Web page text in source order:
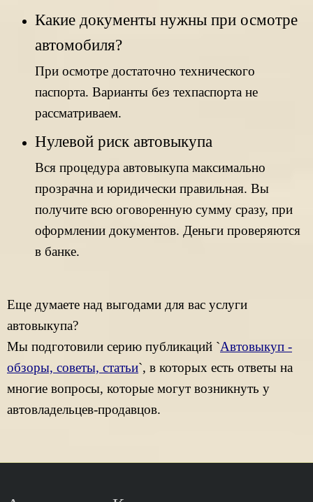
Какие документы нужны при осмотре
автомобиля?
При осмотре достаточно технического
паспорта. Варианты без техпаспорта не
рассматриваем.
Нулевой риск автовыкупа
Вся процедура автовыкупа максимально
прозрачна и юридически правильная. Вы
получите всю оговоренную сумму сразу, при
оформлении документов. Деньги проверяются
в банке.
Еще думаете над выгодами для вас услуги
автовыкупа?
Мы подготовили серию публикаций `Автовыкуп -
обзоры, советы, статьи`, в которых есть ответы на
многие вопросы, которые могут возникнуть у
автовладельцев-продавцов.